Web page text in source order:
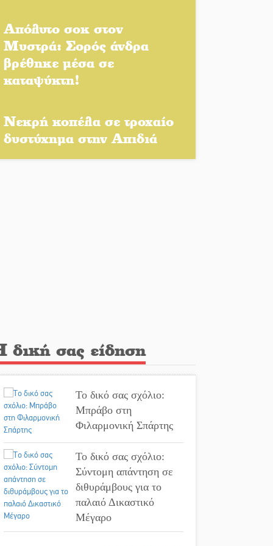
ραντεβού στην
Αγόριανη
Η Σοχά ετοιμάζεται για
Διακοπή μαθημάτων
Λακε-Δαιμονικά: Το
ξεχασμένη προφητεία
Κλήρωσε για τον
Αστέρα Βλαχιώτη στη
Γ’ Εθνική
Οδύνη στην Απιδιά για
τον χαμό της 29χρονης
Ελένης σε τροχαίο
Απόλυτο σοκ στον
Μυστρά: Σορός άνδρα
βρέθηκε μέσα σε
καταψύκτη!
Νεκρή κοπέλα σε τροχαίο
δυστύχημα στην Απιδιά
δική σας είδηση
Το δικό σας σχόλιο:
Μπράβο στη
Φιλαρμονική Σπάρτης
Το δικό σας σχόλιο:
Σύντομη απάντηση σε
διθυράμβους για το
παλαιό Δικαστικό
Μέγαρο